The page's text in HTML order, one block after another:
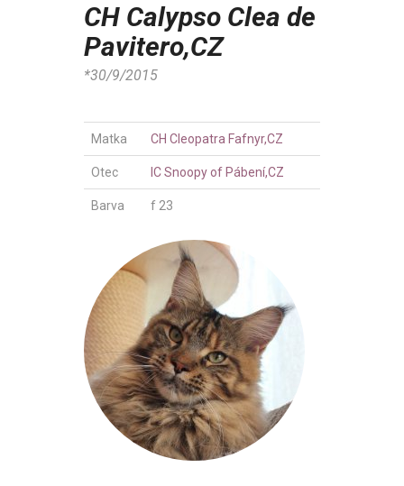
CH Calypso Clea de
Pavitero,CZ
*30/9/2015
Matka CH Cleopatra Fafnyr,CZ
Otec IC Snoopy of Pábení,CZ
Barva f 23